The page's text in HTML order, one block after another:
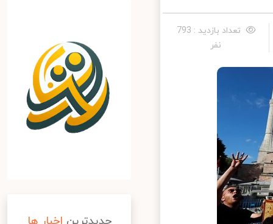
تعداد بازدید : 793
نفر